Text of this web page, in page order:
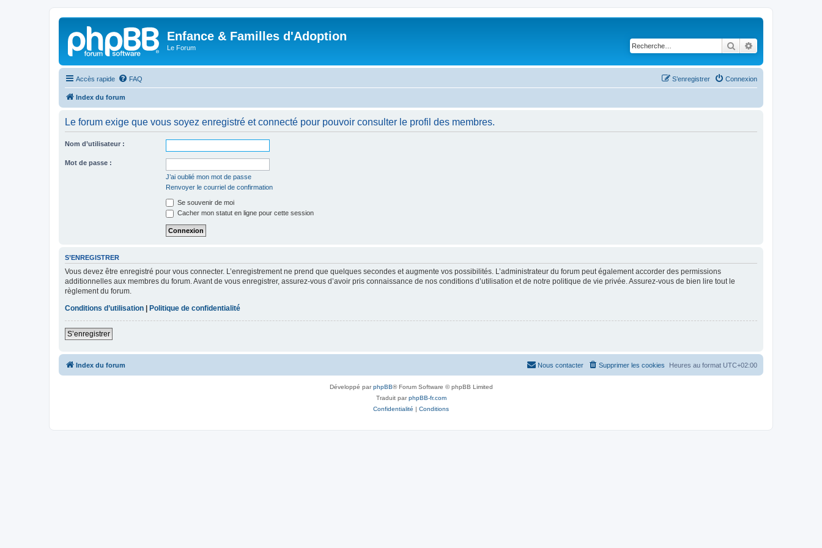
Enfance & Familles d'Adoption
Le Forum Rechercher
Accès rapide FAQ Connexion
S’enregistrer
Index du forum
Le forum exige que vous soyez enregistré et connecté pour pouvoir consulter le profil des membres.
Nom d’utilisateur :
Mot de passe :
J’ai oublié mon mot de passe
Renvoyer le courriel de confirmation
Se souvenir de moi
Cacher mon statut en ligne pour cette session
S’ENREGISTRER
Vous devez être enregistré pour vous connecter. L’enregistrement ne prend que quelques secondes et augmente vos possibilités. L’administrateur du forum peut également accorder des permissions
additionnelles aux membres du forum. Avant de vous enregistrer, assurez-vous d’avoir pris connaissance de nos conditions d’utilisation et de notre politique de vie privée. Assurez-vous de bien lire tout le
règlement du forum.
Conditions d’utilisation
Politique de confidentialité
S’enregistrer
Index du forum Heures au format UTC+02:00
Supprimer les cookies
Nous contacter
Développé parphpBB® Forum Software © phpBB Limited
Traduit parphpBB-fr.com
Confidentialité | Conditions